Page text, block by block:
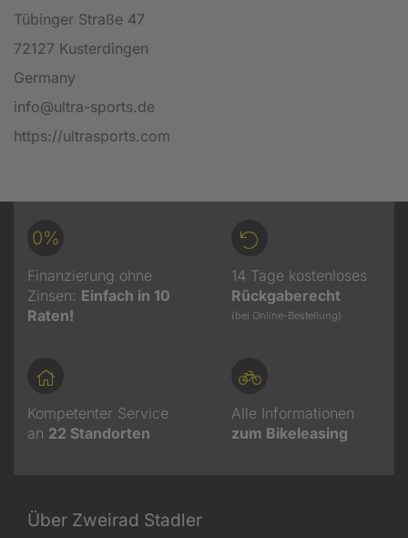
Tübinger Straße 47
72127 Kusterdingen
Germany
info@ultra-sports.de
https://ultrasports.com
0%
Finanzierung ohne
Zinsen: Einfach in 10
Raten!
14 Tage kostenloses
Rückgaberecht
(bei Online-Bestellung)
Kompetenter Service
an 22 Standorten
Alle Informationen
zum Bikeleasing
Über Zweirad Stadler